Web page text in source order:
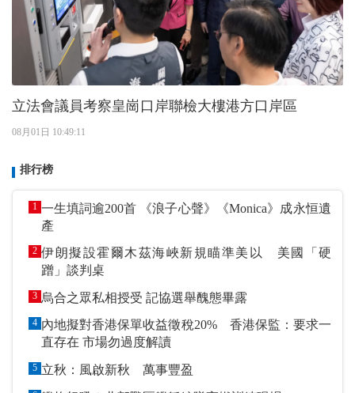
立法會議員考察皇崗口岸聯檢大樓港方口岸區
08月01日 10:49:11
排行榜
1 一生填詞逾200首 《浪子心聲》《Monica》成永恒遺
產
2 伊朗擬設霍爾木茲海峽新規瞄準美以 美國「硬
蹭」談判桌
3 烏合之眾私相授受 記協選舉醜態畢露
4 內地擬對香港保單收益徵稅20% 香港保監：要求一
直存在 市場勿過度解讀
5 立秋：風啟新秋 萬事豐盈